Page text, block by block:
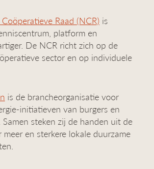
Raad (NCR) is
platform en
De NCR richt zich op de
sector en op individuele
is de brancheorganisatie voor
initiatieven van burgers en
Samen steken zij de handen uit de
en sterkere lokale duurzame